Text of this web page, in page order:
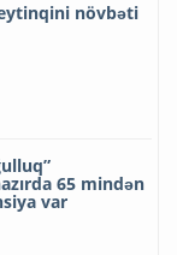
növbəti
65 mindən
var